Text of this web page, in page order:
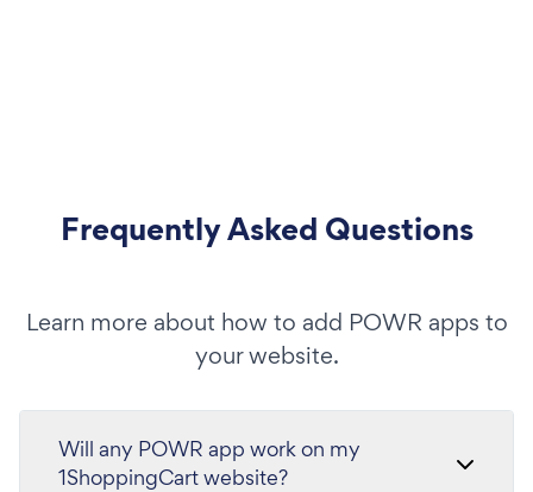
Frequently Asked Questions
Learn more about how to add POWR apps to
your website.
Will any POWR app work on my
1ShoppingCart website?